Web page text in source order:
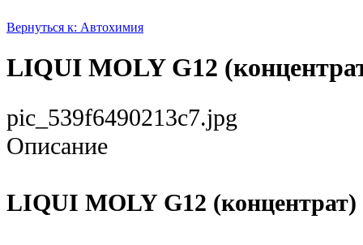
Вернуться к: Автохимия
LIQUI MOLY G12
pic_539f6490213c7.jpg
Описание
LIQUI MOLY G12